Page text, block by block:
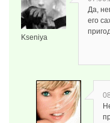
Kseniya
Да,
его